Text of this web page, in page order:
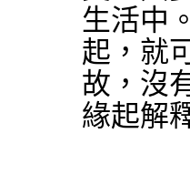
生活中
起，就
故，沒
緣起解